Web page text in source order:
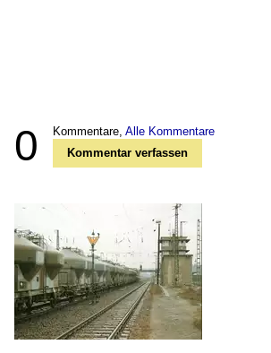
0 Kommentare, Alle Kommentare
Kommentar verfassen